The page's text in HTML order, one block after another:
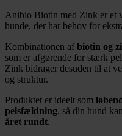
Anibio Biotin med Zink er et
hunde, der har behov for
Kombinationen af biotin og
som er afgørende for stærk
Zink bidrager desuden til at
og struktur.
Produktet er ideelt som
pelsfældning, så din hund
året rundt.